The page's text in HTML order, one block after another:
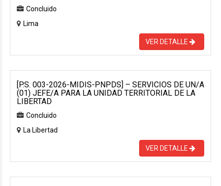
Concluido
Lima
VER DETALLE
[P.S. 003-2026-MIDIS-PNPDS] – SERVICIOS DE UN/A
(01) JEFE/A PARA LA UNIDAD TERRITORIAL DE LA
LIBERTAD
Concluido
La Libertad
VER DETALLE